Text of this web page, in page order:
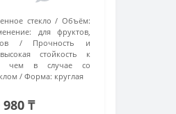
стекло
Объём:
для фруктов,
Прочность и
высокая стойкость к
чем в случае со
Форма: круглая
980 ₸